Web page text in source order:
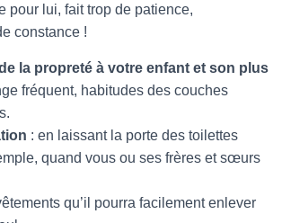
pour lui, fait trop de patience,
constance !
la propreté à votre enfant et son plus
fréquent, habitudes des couches
: en laissant la porte des toilettes
quand vous ou ses frères et sœurs
qu’il pourra facilement enlever